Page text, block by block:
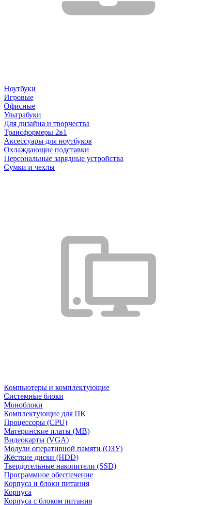
Ноутбуки
Игровые
Офисные
Ультрабуки
Для дизайна и творчества
Трансформеры 2в1
Аксессуары для ноутбуков
Охлаждающие подставки
Персональные зарядные устройства
Сумки и чехлы
Компьютеры и комплектующие
Системные блоки
Моноблоки
Комплектующие для ПК
Процессоры (CPU)
Материнские платы (MB)
Видеокарты (VGA)
Модули оперативной памяти (ОЗУ)
Жёсткие диски (HDD)
Твердотельные накопители (SSD)
Программное обеспечение
Корпуса и блоки питания
Корпуса
Корпуса с блоком питания